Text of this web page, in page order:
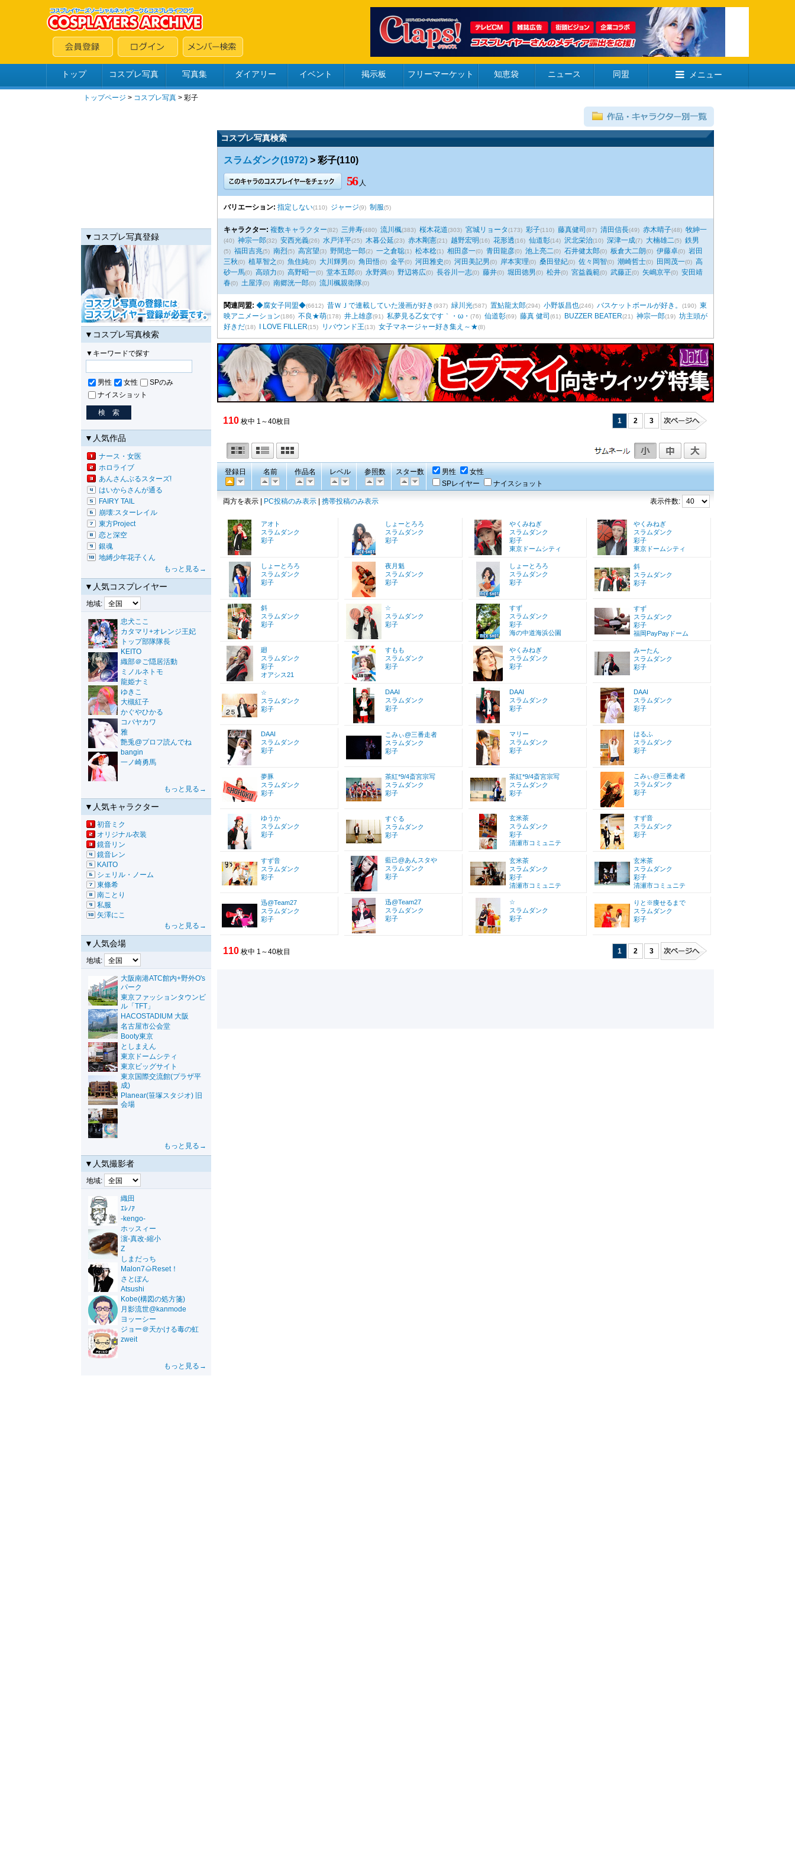
トップ コスプレ写真 写真集 ダイアリー イベント 掲示板 フリーマーケット 知恵袋 ニュース 同盟 メニュー
トップページ > コスプレ写真 > 彩子
▼コスプレ写真登録
▼コスプレ写真検索
▼キーワードで探す
男性 女性
SPのみ
ナイスショット
▼人気作品
ナース・女医
ホロライブ
あんさんぶるスターズ!
はいからさんが通る
FAIRY TAIL
崩壊:スターレイル
東方Project
恋と深空
銀魂
地縛少年花子くん
もっと見る→
▼人気コスプレイヤー
地域:
忠犬ここ
カタマリ+オレンジ王妃
トップ部隊隊長
KEITO
織部＠ご隠居活動
ミノルネトモ
龍姫ナミ
ゆきこ
大槻紅子
かぐやひかる
コバヤカワ
雅
艶兎@プロフ読んでね
bangin
一ノ崎勇馬
もっと見る→
▼人気キャラクター
初音ミク
オリジナル衣装
鏡音リン
鏡音レン
KAITO
シェリル・ノーム
東條希
南ことり
私服
矢澤にこ
もっと見る→
▼人気会場
地域:
大阪南港ATC館内+野外O's
パーク
東京ファッションタウンビ
ル「TFT」
HACOSTADIUM 大阪
名古屋市公会堂
Booty東京
としまえん
東京ドームシティ
東京ビッグサイト
東京国際交流館(プラザ平
成)
Planear(笹塚スタジオ) 旧
会場
もっと見る→
▼人気撮影者
地域:
織田
ｴﾚﾉｱ
-kengo-
ホッスィー
濵-真改-縮小
Z
しまだっち
Malon7🌰Reset！
さとぽん
Atsushi
Kobe(構図の処方箋)
月影流世@kanmode
ヨッーシー
ジョー＠天かける毒の虹
zweit
もっと見る→
コスプレ写真検索
スラムダンク(1972) > 彩子(110)
56人
バリエーション: 指定しない(110) ジャージ(9) 制服(5)
キャラクター: 複数キャラクター(82) 三井寿(480) 流川楓(383) 桜木花道(303) 宮城リョータ(173) 彩子(110) 藤真健司 (87) 清田信長(49) 赤木晴子(48) 牧紳一
(40) 神宗一郎(32) 安西光義(26) 水戸洋平(25) 木暮公延(23) 赤木剛憲(21) 越野宏明(16) 花形透(16) 仙道彰(14) 沢北栄治(10) 深津一成(7) 大楠雄二(5) 鉄男
(5) 福田吉兆(5) 南烈(5) 高宮望(3) 野間忠一郎(2) 一之倉聡(1) 松本稔(1) 相田彦一(0) 青田龍彦(0) 池上亮二(0) 石井健太郎(0) 板倉大二朗(0) 伊藤卓(0) 岩田
三秋(0) 植草智之(0) 魚住純(0) 大川輝男(0) 角田悟(0) 金平(0) 河田雅史(0) 河田美記男(0) 岸本実理(0) 桑田登紀(0) 佐々岡智(0) 潮崎哲士(0) 田岡茂一(0) 高
砂一馬(0) 高頭力(0) 高野昭一(0) 堂本五郎(0) 永野満(0) 野辺将広(0) 長谷川一志(0) 藤井(0) 堀田徳男(0) 松井(0) 宮益義範(0) 武藤正(0) 矢嶋京平(0) 安田靖
春(0) 土屋淳(0) 南郷洸一郎(0) 流川楓親衛隊(0)
関連同盟: ◆腐女子同盟◆(6612) 昔ＷＪで連載していた漫画が好き(937) 緑川光(587) 置鮎龍太郎(294) 小野坂昌也(246) バスケットボールが好き。 (190) 東
映アニメーション(186) 不良★萌(178) 井上雄彦(91) 私夢見る乙女です｀・ω・ (76) 仙道彰(69) 藤真 健司 (61) BUZZER BEATER(21) 神宗一郎(19) 坊主頭が
好きだ(18) I LOVE FILLER(15) リバウンド王(13) 女子マネージャー好き集え～★(8)
110 枚中 1～40枚目 1 2 3
登録日 名前 作品名 レベル 参照数 スター数 男性
女性
SPレイヤー
ナイスショット
両方を表示 | PC投稿のみ表示 携帯投稿のみ表示 表示件数:
アオト
スラムダンク
彩子
しょーとろろ
スラムダンク
彩子
やくみねぎ
スラムダンク
彩子
東京ドームシティ
やくみねぎ
スラムダンク
彩子
東京ドームシティ
しょーとろろ
スラムダンク
彩子
夜月魁
スラムダンク
彩子
しょーとろろ
スラムダンク
彩子
斜
スラムダンク
彩子
斜
スラムダンク
彩子
☆
スラムダンク
彩子
すず
スラムダンク
彩子
海の中道海浜公園
すず
スラムダンク
彩子
福岡PayPayドーム
廻
スラムダンク
彩子
オアシス21
すもも
スラムダンク
彩子
やくみねぎ
スラムダンク
彩子
みーたん
スラムダンク
彩子
☆
スラムダンク
彩子
DAAI
スラムダンク
彩子
DAAI
スラムダンク
彩子
DAAI
スラムダンク
彩子
DAAI
スラムダンク
彩子
こみぃ@三番走者
スラムダンク
彩子
マリー
スラムダンク
彩子
はるふ
スラムダンク
彩子
夢豚
スラムダンク
彩子
茶紅*9/4斎宮宗写
スラムダンク
彩子
茶紅*9/4斎宮宗写
スラムダンク
彩子
こみぃ@三番走者
スラムダンク
彩子
ゆうか
スラムダンク
彩子
すぐる
スラムダンク
彩子
玄米茶
スラムダンク
彩子
清瀬市コミュニテ
すず音
スラムダンク
彩子
すず音
スラムダンク
彩子
藍己@あんスタや
スラムダンク
彩子
玄米茶
スラムダンク
彩子
清瀬市コミュニテ
玄米茶
スラムダンク
彩子
清瀬市コミュニテ
迅@Team27
スラムダンク
彩子
迅@Team27
スラムダンク
彩子
☆
スラムダンク
彩子
りと※痩せるまで
スラムダンク
彩子
110 枚中 1～40枚目 1 2 3